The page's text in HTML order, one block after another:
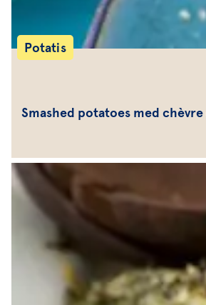
Potatis
Smashed potatoes med